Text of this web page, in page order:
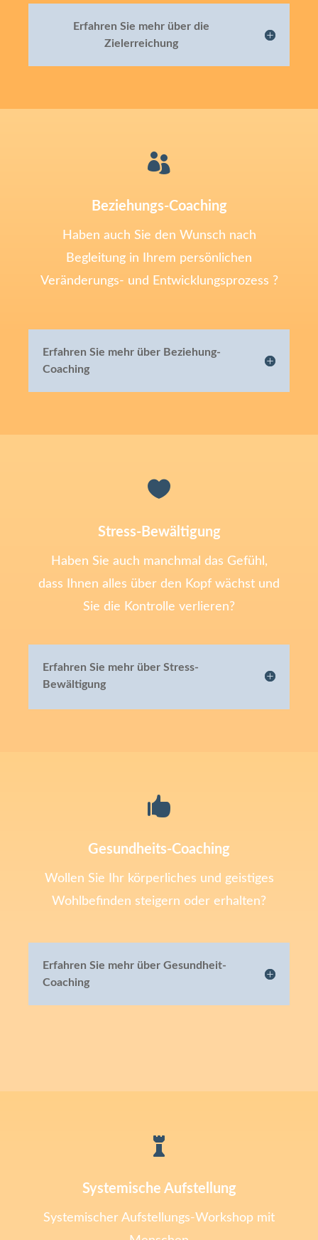
Erfahren Sie mehr über die
Zielerreichung

Beziehungs-Coaching
Haben auch Sie den Wunsch nach
Begleitung in Ihrem persönlichen
Veränderungs- und Entwicklungsprozess ?
Erfahren Sie mehr über Beziehung-
Coaching

Stress-Bewältigung
Haben Sie auch manchmal das Gefühl,
dass Ihnen alles über den Kopf wächst und
Sie die Kontrolle verlieren?
Erfahren Sie mehr über Stress-
Bewältigung

Gesundheits-Coaching
Wollen Sie Ihr körperliches und geistiges
Wohlbefinden steigern oder erhalten?
Erfahren Sie mehr über Gesundheit-
Coaching

Systemische Aufstellung
Systemischer Aufstellungs-Workshop mit